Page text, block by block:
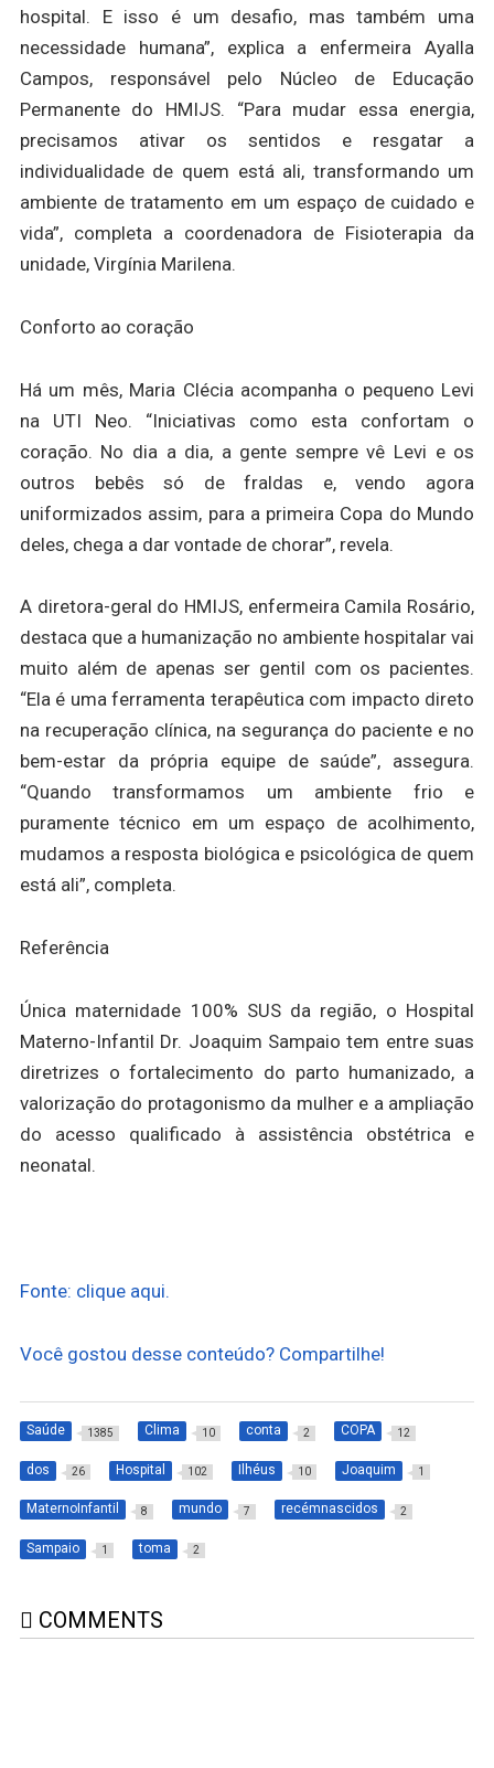
hospital. E isso é um desafio, mas também uma
necessidade humana”, explica a enfermeira Ayalla
Campos, responsável pelo Núcleo de Educação
Permanente do HMIJS. “Para mudar essa energia,
precisamos ativar os sentidos e resgatar a
individualidade de quem está ali, transformando um
ambiente de tratamento em um espaço de cuidado e
vida”, completa a coordenadora de Fisioterapia da
unidade, Virgínia Marilena.
Conforto ao coração
Há um mês, Maria Clécia acompanha o pequeno Levi
na UTI Neo. “Iniciativas como esta confortam o
coração. No dia a dia, a gente sempre vê Levi e os
outros bebês só de fraldas e, vendo agora
uniformizados assim, para a primeira Copa do Mundo
deles, chega a dar vontade de chorar”, revela.
A diretora-geral do HMIJS, enfermeira Camila Rosário,
destaca que a humanização no ambiente hospitalar vai
muito além de apenas ser gentil com os pacientes.
“Ela é uma ferramenta terapêutica com impacto direto
na recuperação clínica, na segurança do paciente e no
bem-estar da própria equipe de saúde”, assegura.
“Quando transformamos um ambiente frio e
puramente técnico em um espaço de acolhimento,
mudamos a resposta biológica e psicológica de quem
está ali”, completa.
Referência
Única maternidade 100% SUS da região, o Hospital
Materno-Infantil Dr. Joaquim Sampaio tem entre suas
diretrizes o fortalecimento do parto humanizado, a
valorização do protagonismo da mulher e a ampliação
do acesso qualificado à assistência obstétrica e
neonatal.
Fonte: clique aqui.
Você gostou desse conteúdo? Compartilhe!
Saúde 1385 Clima 10 conta 2 COPA 12
dos 26 Hospital 102 Ilhéus 10 Joaquim 1
MaternoInfantil 8 mundo 7 recémnascidos 2
Sampaio 1 toma 2
COMMENTS